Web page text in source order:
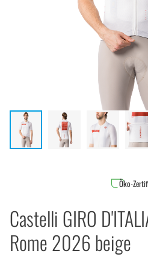
Öko-
Castelli GIRO
Rome 2026 beige